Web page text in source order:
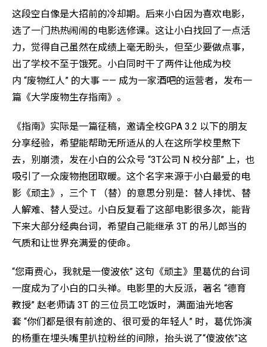
这段空白像是大招前的冷却期。后来小白因为喜欢电影，
选了一门热热闹闹的电影选修课。这让小白找回了一点活
力，觉得自己虽然在成绩上毫无盼头，但至少要做点事，
出了学校不至于饿死。小白同时干了两件让他成为校
内 “废物红人” 的大事 —— 成为一家酒吧的运营者，发布一
篇《大学废物生存指南》。
《指南》实际是一篇征稿，邀请全校GPA 3.2 以下的朋友
分享经验，希望能帮助无所适从的人在这所学校里熬下
去，别崩溃，发在小白的公众号 “3T公司 N 校分部” 上，也
吸引了一众废物抱团取暖。这个名字来源于小白最爱的电
影《顽主》，三个 T （替）的意思分别是：替人排忧、替
人解难、替人受过。小白反复看了这部电影很多次，能背
下来大部分经典台词，希望自己能继承 3T 的吊儿郎当的
气质和让世界充满爱的使命。
“您甭费心，我就是一傻波依” 这句《顽主》里葛优的台词
一度成为了小白的口头禅。电影里的大反派，著名 “德育
教授” 赵老师请 3T 的三位员工吃饭时，满面油光地客
套 “你们都是很有前途的、很可爱的年轻人” 时，葛优饰演
的杨重在埋头嘴里扒拉粉丝的间隙，抬头说了“傻波依”这